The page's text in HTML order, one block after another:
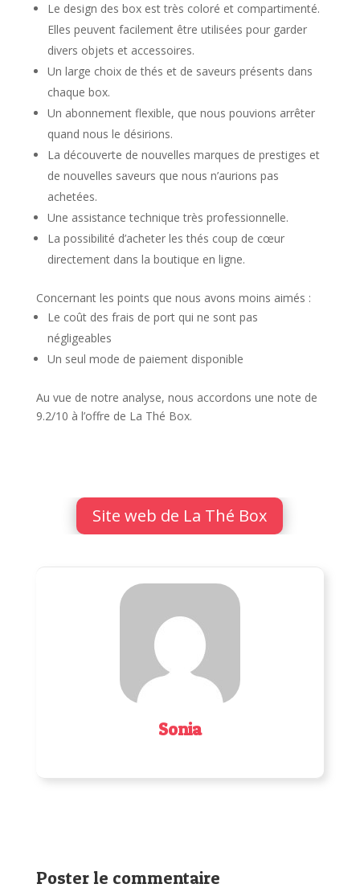
Le design des box est très coloré et compartimenté.
Elles peuvent facilement être utilisées pour garder
divers objets et accessoires.
Un large choix de thés et de saveurs présents dans
chaque box.
Un abonnement flexible, que nous pouvions arrêter
quand nous le désirions.
La découverte de nouvelles marques de prestiges et
de nouvelles saveurs que nous n’aurions pas
achetées.
Une assistance technique très professionnelle.
La possibilité d’acheter les thés coup de cœur
directement dans la boutique en ligne.
Concernant les points que nous avons moins aimés :
Le coût des frais de port qui ne sont pas
négligeables
Un seul mode de paiement disponible
Au vue de notre analyse, nous accordons une note de
9.2/10 à l’offre de La Thé Box.
Site web de La Thé Box
Sonia
Poster le commentaire